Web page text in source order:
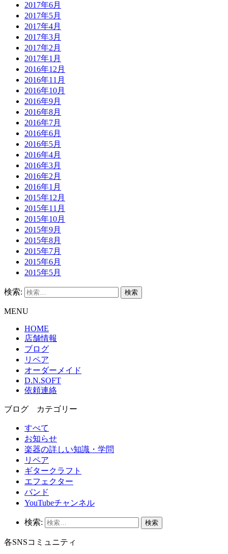
2017年6月
2017年5月
2017年4月
2017年3月
2017年2月
2017年1月
2016年12月
2016年11月
2016年10月
2016年9月
2016年8月
2016年7月
2016年6月
2016年5月
2016年4月
2016年3月
2016年2月
2016年1月
2015年12月
2015年11月
2015年10月
2015年9月
2015年8月
2015年7月
2015年6月
2015年5月
検索:
MENU
HOME
店舗情報
ブログ
リペア
オーダーメイド
D.N.SOFT
依頼連絡
ブログ カテゴリー
すべて
お知らせ
楽器の詳しい知識・学問
リペア
ギタークラフト
エフェクター
バンド
YouTubeチャンネル
検索:
各SNSコミュニティ